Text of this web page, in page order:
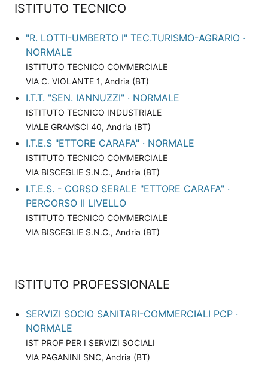
ISTITUTO TECNICO
"R. LOTTI-UMBERTO I" TEC.TURISMO-AGRARIO ·
NORMALE
ISTITUTO TECNICO COMMERCIALE
VIA C. VIOLANTE 1, Andria (BT)
I.T.T. "SEN. IANNUZZI" · NORMALE
ISTITUTO TECNICO INDUSTRIALE
VIALE GRAMSCI 40, Andria (BT)
I.T.E.S "ETTORE CARAFA" · NORMALE
ISTITUTO TECNICO COMMERCIALE
VIA BISCEGLIE S.N.C., Andria (BT)
I.T.E.S. - CORSO SERALE "ETTORE CARAFA" ·
PERCORSO II LIVELLO
ISTITUTO TECNICO COMMERCIALE
VIA BISCEGLIE S.N.C., Andria (BT)
ISTITUTO PROFESSIONALE
SERVIZI SOCIO SANITARI-COMMERCIALI PCP ·
NORMALE
IST PROF PER I SERVIZI SOCIALI
VIA PAGANINI SNC, Andria (BT)